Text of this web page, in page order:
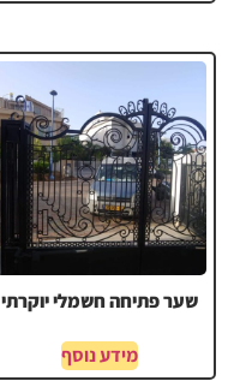
שער פתיחה חשמלי יוקרתי
מידע נוסף